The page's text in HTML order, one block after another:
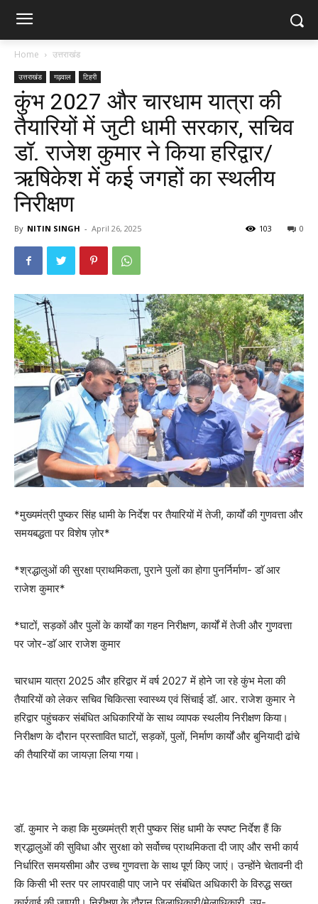
Home उत्तराखंड
उत्तराखंड गढ़वाल टिहरी
कुंभ 2027 और चारधाम यात्रा की
तैयारियों में जुटी धामी सरकार, सचिव
डॉ. राजेश कुमार ने किया हरिद्वार/
ऋषिकेश में कई जगहों का स्थलीय
निरीक्षण
By NITIN SINGH - April 26, 2025 0
103
*मुख्यमंत्री पुष्कर सिंह धामी के निर्देश पर तैयारियों में तेजी, कार्यों की गुणवत्ता और
समयबद्धता पर विशेष ज़ोर*
*श्रद्धालुओं की सुरक्षा प्राथमिकता, पुराने पुलों का होगा पुनर्निर्माण- डाॅ आर
राजेश कुमार*
*घाटों, सड़कों और पुलों के कार्यों का गहन निरीक्षण, कार्यों में तेजी और गुणवत्ता
पर जोर-डाॅ आर राजेश कुमार
चारधाम यात्रा 2025 और हरिद्वार में वर्ष 2027 में होने जा रहे कुंभ मेला की
तैयारियों को लेकर सचिव चिकित्सा स्वास्थ्य एवं सिंचाई डॉ. आर. राजेश कुमार ने
हरिद्वार पहुंचकर संबंधित अधिकारियों के साथ व्यापक स्थलीय निरीक्षण किया।
निरीक्षण के दौरान प्रस्तावित घाटों, सड़कों, पुलों, निर्माण कार्यों और बुनियादी ढांचे
की तैयारियों का जायज़ा लिया गया।
डॉ. कुमार ने कहा कि मुख्यमंत्री श्री पुष्कर सिंह धामी के स्पष्ट निर्देश हैं कि
श्रद्धालुओं की सुविधा और सुरक्षा को सर्वोच्च प्राथमिकता दी जाए और सभी कार्य
निर्धारित समयसीमा और उच्च गुणवत्ता के साथ पूर्ण किए जाएं। उन्होंने चेतावनी दी
कि किसी भी स्तर पर लापरवाही पाए जाने पर संबंधित अधिकारी के विरुद्ध सख्त